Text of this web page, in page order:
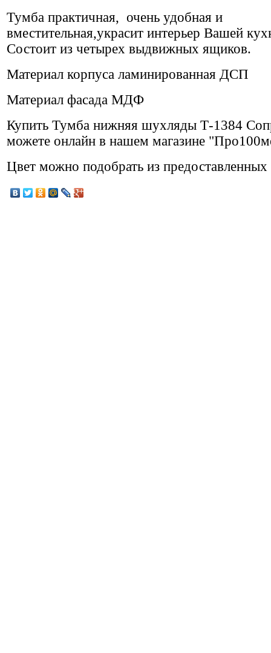
Тумба практичная, очень удобная и
вместительная,украсит интерьер Вашей
Состоит из четырех выдвижных ящиков.
Материал корпуса ламинированная ДСП
Материал фасада МДФ
Купить Тумба нижняя шухляды Т-1384
можете онлайн в нашем магазине
Цвет можно подобрать из